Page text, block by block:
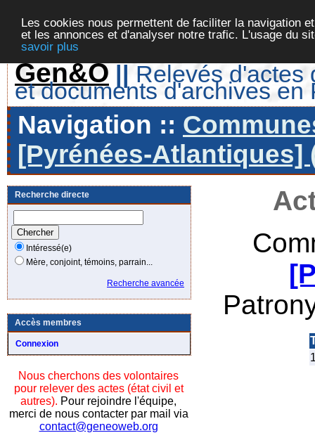
Les cookies nous permettent de faciliter la navigation
et les annonces et d'analyser notre trafic. L'usage du
savoir plus
Gen&O || Relevés d'actes
et documents d'archives en
Navigation ::
[Pyrénées-Atlantiques]
Recherche directe
Intéressé(e)
Mère, conjoint, témoins, parrain...
Recherche avancée
Accès membres
Connexion
Nous cherchons des volontaires
pour relever des actes (état civil et
autres). Pour rejoindre l'équipe,
merci de nous contacter par mail via
contact@geneoweb.org